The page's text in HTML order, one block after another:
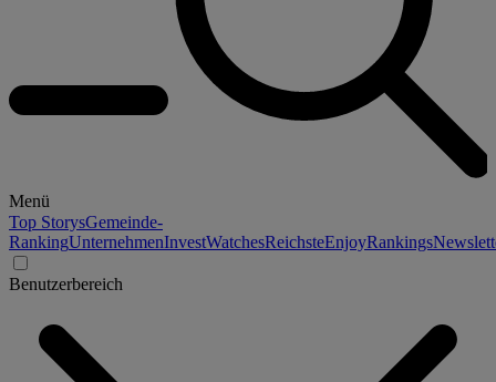
Menü
Top StorysGemeinde-
RankingUnternehmenInvestWatchesReichsteEnjoyRankings
Benutzerbereich